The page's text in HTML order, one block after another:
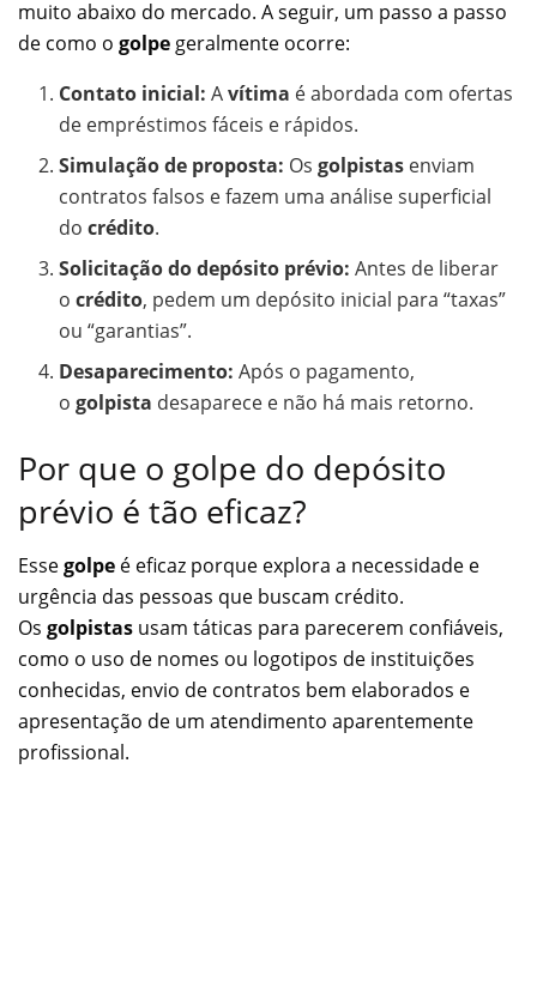
muito abaixo do mercado. A seguir, um passo a passo
de como o golpe geralmente ocorre:
Contato inicial: Avítima é abordada com ofertas
de empréstimos fáceis e rápidos.
Simulação de proposta: Osgolpistas enviam
contratos falsos e fazem uma análise superficial
docrédito.
Solicitação do depósito prévio: Antes de liberar
ocrédito, pedem um depósito inicial para “taxas”
ou “garantias”.
Desaparecimento: Após o pagamento,
ogolpista desaparece e não há mais retorno.
Por que o golpe do depósito
prévio é tão eficaz?
Essegolpe é eficaz porque explora a necessidade e
urgência das pessoas que buscam crédito.
Os golpistas usam táticas para parecerem confiáveis,
como o uso de nomes ou logotipos de instituições
conhecidas, envio de contratos bem elaborados e
apresentação de um atendimento aparentemente
profissional.